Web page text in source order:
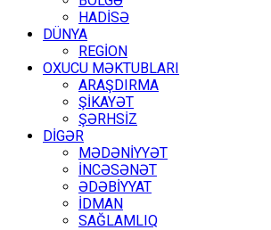
HADİSƏ
DÜNYA
REGİON
OXUCU MƏKTUBLARI
ARAŞDIRMA
ŞİKAYƏT
ŞƏRHSİZ
DİGƏR
MƏDƏNİYYƏT
İNCƏSƏNƏT
ƏDƏBİYYAT
İDMAN
SAĞLAMLIQ